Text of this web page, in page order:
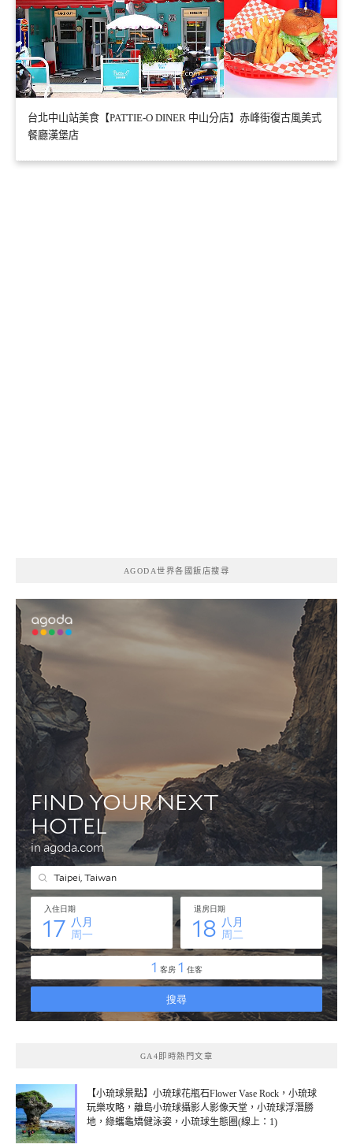
台北中山站美食【PATTIE-O DINER 中山分店】赤峰街復古風美式
餐廳漢堡店
AGODA世界各國飯店搜尋
GA4即時熱門文章
【小琉球景點】小琉球花瓶石Flower Vase Rock，小琉球
玩樂攻略，離島小琉球攝影人影像天堂，小琉球浮潛勝
地，綠蠵龜矯健泳姿，小琉球生態圈(線上：1)